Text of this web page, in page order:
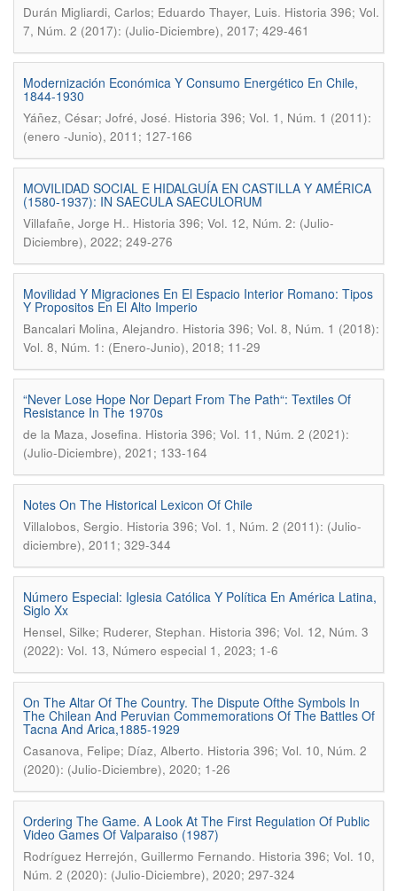
Durán Migliardi, Carlos; Eduardo Thayer, Luis. Historia 396; Vol.
7, Núm. 2 (2017): (Julio-Diciembre), 2017; 429-461
Modernización Económica Y Consumo Energético En Chile,
1844-1930
Yáñez, César; Jofré, José. Historia 396; Vol. 1, Núm. 1 (2011):
(enero -Junio), 2011; 127-166
MOVILIDAD SOCIAL E HIDALGUÍA EN CASTILLA Y AMÉRICA
(1580-1937): IN SAECULA SAECULORUM
Villafañe, Jorge H.. Historia 396; Vol. 12, Núm. 2: (Julio-
Diciembre), 2022; 249-276
Movilidad Y Migraciones En El Espacio Interior Romano: Tipos
Y Propositos En El Alto Imperio
Bancalari Molina, Alejandro. Historia 396; Vol. 8, Núm. 1 (2018):
Vol. 8, Núm. 1: (Enero-Junio), 2018; 11-29
“Never Lose Hope Nor Depart From The Path“: Textiles Of
Resistance In The 1970s
de la Maza, Josefina. Historia 396; Vol. 11, Núm. 2 (2021):
(Julio-Diciembre), 2021; 133-164
Notes On The Historical Lexicon Of Chile
Villalobos, Sergio. Historia 396; Vol. 1, Núm. 2 (2011): (Julio-
diciembre), 2011; 329-344
Número Especial: Iglesia Católica Y Política En América Latina,
Siglo Xx
Hensel, Silke; Ruderer, Stephan. Historia 396; Vol. 12, Núm. 3
(2022): Vol. 13, Número especial 1, 2023; 1-6
On The Altar Of The Country. The Dispute Ofthe Symbols In
The Chilean And Peruvian Commemorations Of The Battles Of
Tacna And Arica,1885-1929
Casanova, Felipe; Díaz, Alberto. Historia 396; Vol. 10, Núm. 2
(2020): (Julio-Diciembre), 2020; 1-26
Ordering The Game. A Look At The First Regulation Of Public
Video Games Of Valparaiso (1987)
Rodríguez Herrejón, Guillermo Fernando. Historia 396; Vol. 10,
Núm. 2 (2020): (Julio-Diciembre), 2020; 297-324